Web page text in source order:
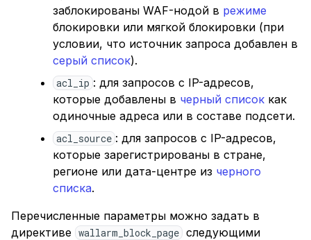
заблокированы WAF-нодой в режиме
блокировки или мягкой блокировки (при
условии, что источник запроса добавлен в
серый список).
acl_ip : для запросов с IP-адресов,
которые добавлены в черный список как
одиночные адреса или в составе подсети.
acl_source : для запросов с IP-адресов,
которые зарегистрированы в стране,
регионе или дата-центре из черного
списка.
Перечисленные параметры можно задать в
директиве wallarm_block_page следующими